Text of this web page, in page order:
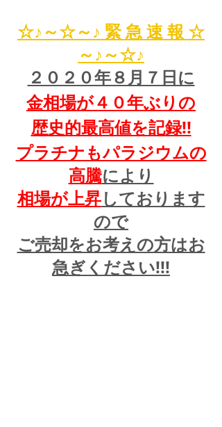
☆♪～☆～♪ 緊 急 速 報 ☆
～♪～☆♪
２０２０年８月７日に
金相場が４０年ぶりの
歴史的最高値を記録!!
プラチナもパラジウムの
高騰により
相場が上昇しております
ので
ご売却をお考えの方はお
急ぎください!!!